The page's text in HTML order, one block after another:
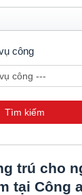
công
Tìm kiếm
trú cho
tại Công